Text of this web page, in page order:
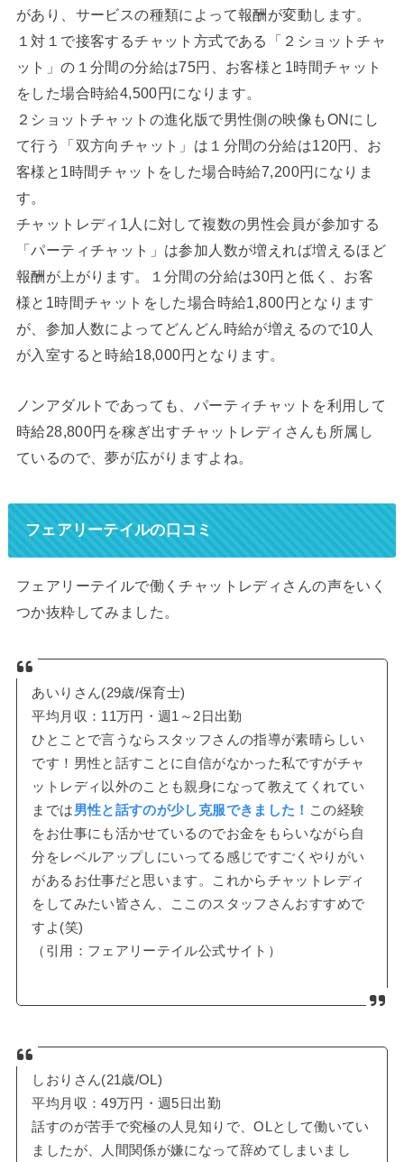
があり、サービスの種類によって報酬が変動します。
１対１で接客するチャット方式である「２ショットチャ
ット」の１分間の分給は75円、お客様と1時間チャット
をした場合時給4,500円になります。
２ショットチャットの進化版で男性側の映像もONにし
て行う「双方向チャット」は１分間の分給は120円、お
客様と1時間チャットをした場合時給7,200円になりま
す。
チャットレディ1人に対して複数の男性会員が参加する
「パーティチャット」は参加人数が増えれば増えるほど
報酬が上がります。１分間の分給は30円と低く、お客
様と1時間チャットをした場合時給1,800円となります
が、参加人数によってどんどん時給が増えるので10人
が入室すると時給18,000円となります。
ノンアダルトであっても、パーティチャットを利用して
時給28,800円を稼ぎ出すチャットレディさんも所属し
ているので、夢が広がりますよね。
フェアリーテイルの口コミ
フェアリーテイルで働くチャットレディさんの声をいく
つか抜粋してみました。
あいりさん(29歳/保育士)
平均月収：11万円・週1～2日出勤
ひとことで言うならスタッフさんの指導が素晴らしい
です！男性と話すことに自信がなかった私ですがチャ
ットレディ以外のことも親身になって教えてくれてい
までは男性と話すのが少し克服できました！ この経験
をお仕事にも活かせているのでお金をもらいながら自
分をレベルアップしにいってる感じですごくやりがい
があるお仕事だと思います。これからチャットレディ
をしてみたい皆さん、ここのスタッフさんおすすめで
すよ(笑)
（引用：フェアリーテイル公式サイト）
しおりさん(21歳/OL)
平均月収：49万円・週5日出勤
話すのが苦手で究極の人見知りで、OLとして働いてい
ましたが、人間関係が嫌になって辞めてしまいまし